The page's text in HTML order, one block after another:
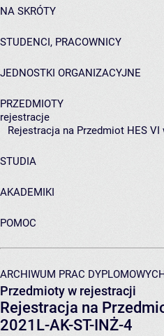
NA SKRÓTY
STUDENCI, PRACOWNICY
JEDNOSTKI ORGANIZACYJNE
PRZEDMIOTY
rejestracje
Rejestracja na Przedmiot HES
STUDIA
AKADEMIKI
POMOC
ARCHIWUM PRAC
Przedmioty w rejestracji
Rejestracja na
2021L-AK-ST-INŻ-4